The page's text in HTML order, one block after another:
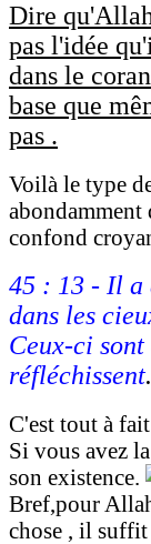
Dire
pas l'idée
dans le
base que
pas .
Voilà le type
confond
45 : 13 - Il a
dans les
Ceux-ci sont
réfléchissent.
C'est tout à
Si vous avez
son existence.
Bref,pour
chose , il